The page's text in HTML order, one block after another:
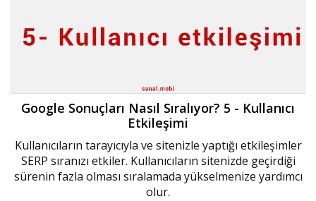
Google Sonuçları Nasıl Sıralıyor? 5 - Kullanıcı
Etkileşimi
Kullanıcıların tarayıcıyla ve sitenizle yaptığı etkileşimler
SERP sıranızı etkiler. Kullanıcıların sitenizde geçirdiği
sürenin fazla olması sıralamada yükselmenize yardımcı
olur.